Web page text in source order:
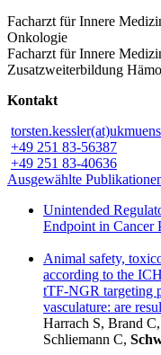
Facharzt für Innere
Onkologie
Facharzt für Innere
Zusatzweiterbildung
Kontakt
+49 251 83-56387
+49 251 83-40636
Ausgewählte
Unintended
Endpoint in Cancer
Animal safety,
according to the
tTF-NGR targeting
vasculature: are
Harrach S, Brand
Schliemann C,